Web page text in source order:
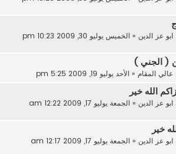
ابو عز الدين« الخميس يوليو 30, 2009 10:23 pm
( الجني )
عالي المقام« الأحد يوليو 19, 2009 5:25 pm
الله خير
ابو عز الدين« الجمعة يوليو 17, 2009 12:22 am
خير
ابو عز الدين« الجمعة يوليو 17, 2009 12:17 am